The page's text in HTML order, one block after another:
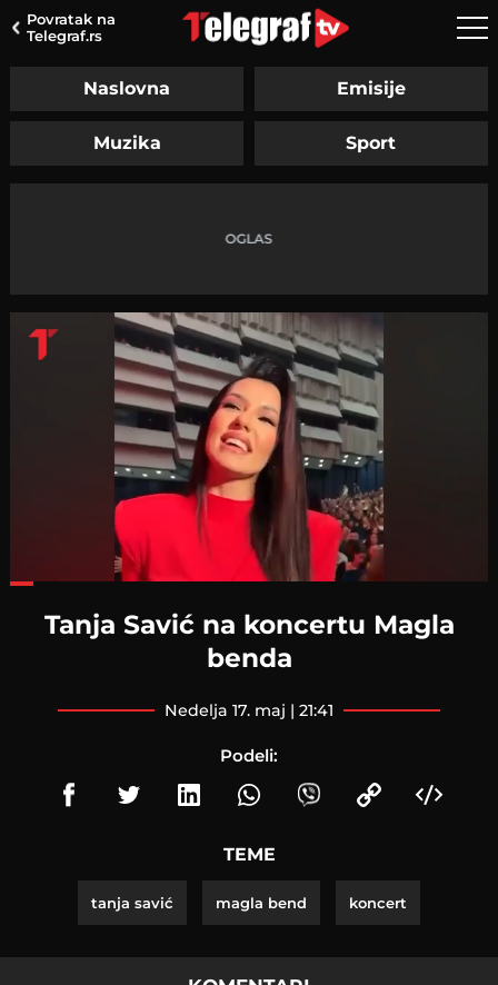
Povratak na
Telegraf.rs
Naslovna Emisije
Muzika Sport
Tanja Savić na koncertu Magla
benda
nedelja 17. maj | 21:41
Podeli:
TEME
tanja savić magla bend koncert